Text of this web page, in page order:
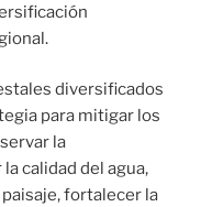
diversificados
para mitigar los
la
calidad del agua,
fortalecer la